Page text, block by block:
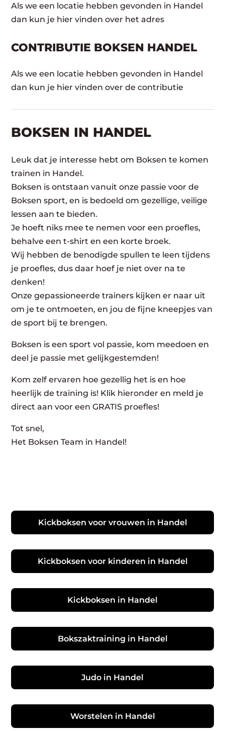
Als we een locatie hebben gevonden in Handel
dan kun je hier vinden over het adres
CONTRIBUTIE BOKSEN HANDEL
Als we een locatie hebben gevonden in Handel
dan kun je hier vinden over de contributie
BOKSEN IN HANDEL
Leuk dat je interesse hebt om Boksen te komen
trainen in Handel.
Boksen is ontstaan vanuit onze passie voor de
Boksen sport, en is bedoeld om gezellige, veilige
lessen aan te bieden.
Je hoeft niks mee te nemen voor een proefles,
behalve een t-shirt en een korte broek.
Wij hebben de benodigde spullen te leen tijdens
je proefles, dus daar hoef je niet over na te
denken!
Onze gepassioneerde trainers kijken er naar uit
om je te ontmoeten, en jou de fijne kneepjes van
de sport bij te brengen.
Boksen is een sport vol passie, kom meedoen en
deel je passie met gelijkgestemden!
Kom zelf ervaren hoe gezellig het is en hoe
heerlijk de training is! Klik hieronder en meld je
direct aan voor een GRATIS proefles!
Tot snel,
Het Boksen Team in Handel!
Kickboksen voor vrouwen in Handel
Kickboksen voor kinderen in Handel
Kickboksen in Handel
Bokszaktraining in Handel
Judo in Handel
Worstelen in Handel